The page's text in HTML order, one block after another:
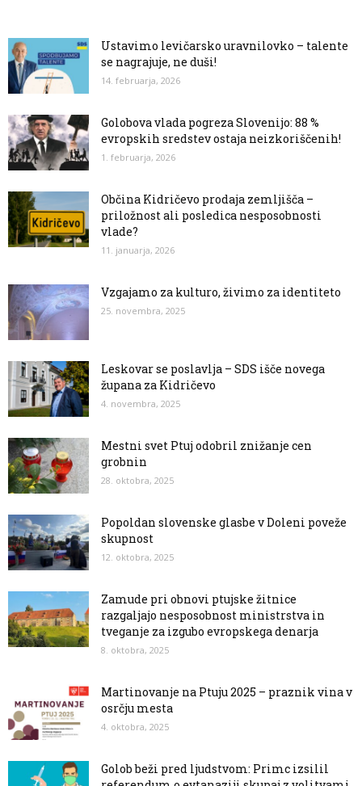
Ustavimo levičarsko uravnilovko – talente
se nagrajuje, ne duši!
14. februarja, 2026
Golobova vlada pogreza Slovenijo: 88 %
evropskih sredstev ostaja neizkoriščenih!
1. februarja, 2026
Občina Kidričevo prodaja zemljišča –
priložnost ali posledica nesposobnosti
vlade?
11. januarja, 2026
Vzgajamo za kulturo, živimo za identiteto
25. novembra, 2025
Leskovar se poslavlja – SDS išče novega
župana za Kidričevo
4. novembra, 2025
Mestni svet Ptuj odobril znižanje cen
grobnin
28. oktobra, 2025
Popoldan slovenske glasbe v Doleni poveže
skupnost
12. oktobra, 2025
Zamude pri obnovi ptujske žitnice
razgaljajo nesposobnost ministrstva in
tveganje za izgubo evropskega denarja
8. oktobra, 2025
Martinovanje na Ptuju 2025 – praznik vina v
osrčju mesta
4. oktobra, 2025
Golob beži pred ljudstvom: Primc izsilil